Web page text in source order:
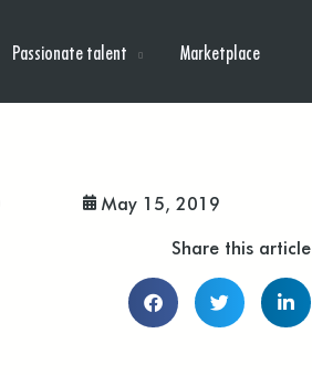
Passionate talent Marketplace
May 15, 2019
Share this article